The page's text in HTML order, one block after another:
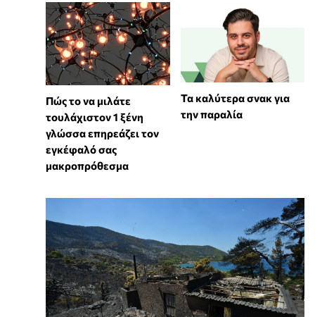
⁠Πώς το να μιλάτε
τουλάχιστον 1 ξένη
γλώσσα επηρεάζει τον
εγκέφαλό σας
μακροπρόθεσμα
Τα καλύτερα σνακ για
την παραλία